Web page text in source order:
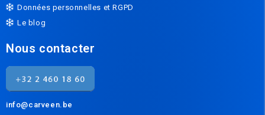
Données personnelles et RGPD
Le blog
Nous contacter
info@carveen.be